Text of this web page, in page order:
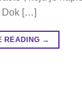
Dok […]
READING →